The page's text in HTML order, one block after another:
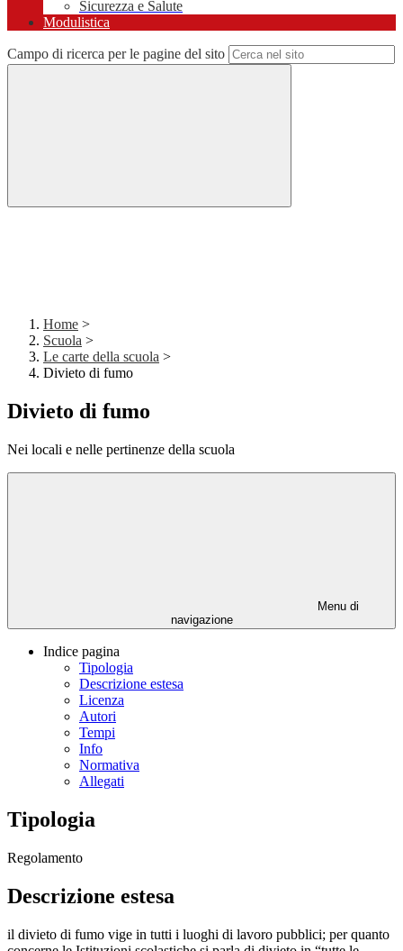
Sicurezza e Salute
Modulistica
Campo di ricerca per le pagine del sito
Home >
Scuola >
Le carte della scuola >
Divieto di fumo
Divieto di fumo
Nei locali e nelle pertinenze della scuola
Menu di
navigazione
Indice pagina
Tipologia
Descrizione estesa
Licenza
Autori
Tempi
Info
Normativa
Allegati
Tipologia
Regolamento
Descrizione estesa
il divieto di fumo vige in tutti i luoghi di lavoro pubblici; per quanto